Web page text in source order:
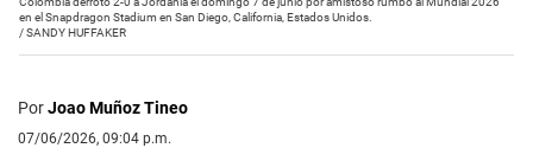
en el Snapdragon Stadium en San Diego, California, Estados Unidos.
/SANDY HUFFAKER
PorJoao Muñoz Tineo
07/06/2026, 09:04 p.m.